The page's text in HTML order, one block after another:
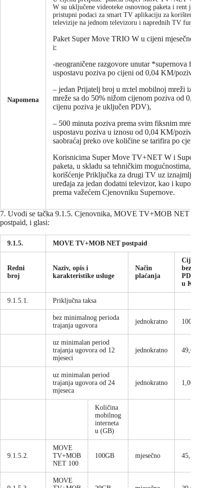
Napomena
W su uključene videoteke osnovnog paketa i rent jednog
pristupni podaci za smart TV aplikaciju za korištenje
televizije na jednom televizoru i naprednih TV
Paket Super Move TRIO W u cijeni mjesečne
i:
-neograničene razgovore unutar *supernova fiksne
uspostavu poziva po cijeni od 0,04 KM/poziv.
– jedan Prijatelj broj u m:tel mobilnoj mreži iz
mreže sa do 50% nižom cijenom poziva od 0,11
cijenu poziva je uključen PDV),
– 500 minuta poziva prema svim fiksnim mrežama u
uspostavu poziva u iznosu od 0,04 KM/poziv sa
saobraćaj preko ove količine se tarifira po
Korisnicima Super Move TV+NET W i Super
paketa, u skladu sa tehničkim mogućnostima,
korišćenje Priključka za drugi TV uz iznajmljivanje
uređaja za jedan dodatni televizor, kao i kupovina
prema važećem Cjenovniku Supernove.
7. Uvodi se tačka 9.1.5. Cjenovnika, MOVE TV+MOB NET
postpaid, i glasi:
9.1.5. MOVE TV+MOB NET postpaid
Redni
broj
Naziv, opis i
karakteristike usluge
Način
plaćanja
Cijena
bez
PDV
u KM
9.1.5.1. Priključna taksa
bez minimalnog perioda
trajanja ugovora
jednokratno 100,00
uz minimalan period
trajanja ugovora od 12
mjeseci
jednokratno 49,00
uz minimalan period
trajanja ugovora od 24
mjeseca
jednokratno 1,00
Količina
mobilnog
interneta
u (GB)
9.1.5.2.
MOVE
TV+MOB
NET 100
100GB mjesečno 45,30
MOVE